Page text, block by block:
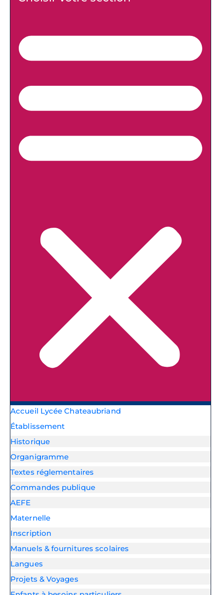
Accueil Lycée Chateaubriand
Établissement
Historique
Organigramme
Textes réglementaires
Commandes publique
AEFE
Maternelle
Inscription
Manuels & fournitures scolaires
Langues
Projets & Voyages